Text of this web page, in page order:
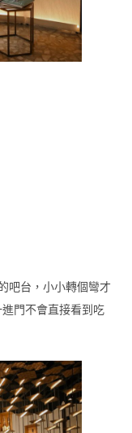
吧台，小小轉個彎才
門不會直接看到吃